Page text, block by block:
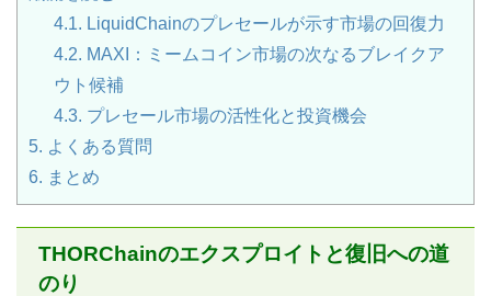
4.1. LiquidChainのプレセールが示す市場の回復力
4.2. MAXI：ミームコイン市場の次なるブレイクア
ウト候補
4.3. プレセール市場の活性化と投資機会
5. よくある質問
6. まとめ
THORChainのエクスプロイトと復旧への道
のり